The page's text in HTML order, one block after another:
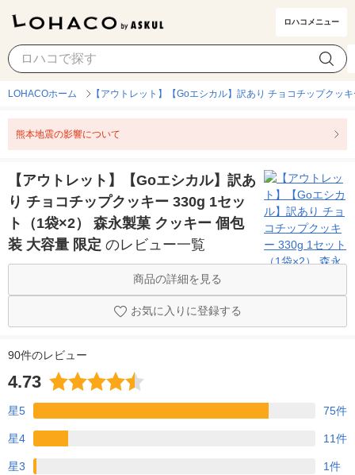
ロハコメニュー
LOHACOホーム 【アウトレット】【Goエシカル】訳あり チョコチップクッ
熊本地震の影響について
【アウトレット】【Goエシカル】訳あ
り チョコチップクッキー 330g 1セッ
ト（1袋×2） 森永製菓 クッキー 個包
装 大容量 限定 のレビュー一覧
商品の詳細を見る
お気に入りに登録する
90件のレビュー
4.73
星5 75件
星4 11件
星3 1件